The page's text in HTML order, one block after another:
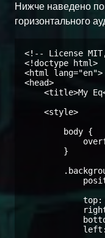
Нижче наведено
горизонтального
<!-- License
<!doctype html>
<html lang="en">
<head>
<title>My
    <style>
        body {
        }
top: